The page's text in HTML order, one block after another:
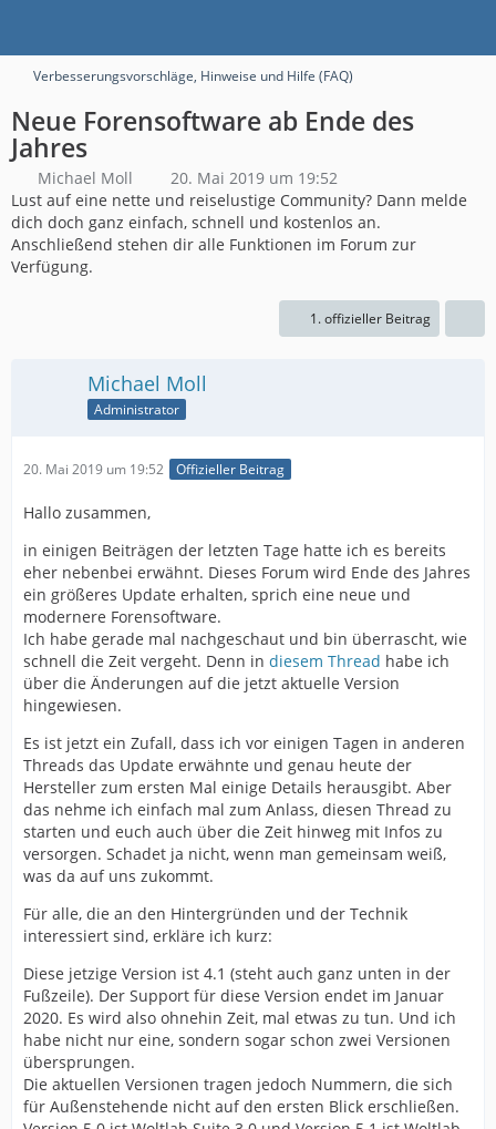
Verbesserungsvorschläge, Hinweise und Hilfe (FAQ)
Neue Forensoftware ab Ende des
Jahres
Michael Moll
20. Mai 2019 um 19:52
Lust auf eine nette und reiselustige Community? Dann melde
dich doch ganz einfach, schnell und kostenlos an.
Anschließend stehen dir alle Funktionen im Forum zur
Verfügung.
1. offizieller Beitrag
Michael Moll
Administrator
20. Mai 2019 um 19:52 Offizieller Beitrag
Hallo zusammen,
in einigen Beiträgen der letzten Tage hatte ich es bereits
eher nebenbei erwähnt. Dieses Forum wird Ende des Jahres
ein größeres Update erhalten, sprich eine neue und
modernere Forensoftware.
Ich habe gerade mal nachgeschaut und bin überrascht, wie
schnell die Zeit vergeht. Denn in diesem Thread habe ich
über die Änderungen auf die jetzt aktuelle Version
hingewiesen.
Es ist jetzt ein Zufall, dass ich vor einigen Tagen in anderen
Threads das Update erwähnte und genau heute der
Hersteller zum ersten Mal einige Details herausgibt. Aber
das nehme ich einfach mal zum Anlass, diesen Thread zu
starten und euch auch über die Zeit hinweg mit Infos zu
versorgen. Schadet ja nicht, wenn man gemeinsam weiß,
was da auf uns zukommt.
Für alle, die an den Hintergründen und der Technik
interessiert sind, erkläre ich kurz:
Diese jetzige Version ist 4.1 (steht auch ganz unten in der
Fußzeile). Der Support für diese Version endet im Januar
2020. Es wird also ohnehin Zeit, mal etwas zu tun. Und ich
habe nicht nur eine, sondern sogar schon zwei Versionen
übersprungen.
Die aktuellen Versionen tragen jedoch Nummern, die sich
für Außenstehende nicht auf den ersten Blick erschließen.